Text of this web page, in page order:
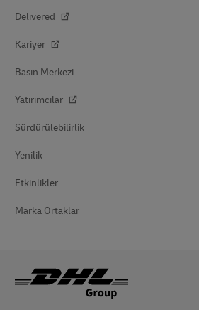
Delivered
Kariyer
Basın Merkezi
Yatırımcılar
Sürdürülebilirlik
Yenilik
Etkinlikler
Marka Ortaklar